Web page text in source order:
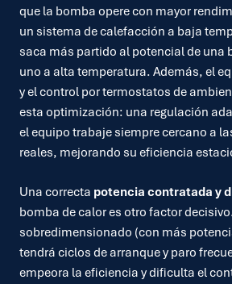
que la bomba opere con mayor
un sistema de calefacción a baja
saca más partido al potencial de una
uno a alta temperatura. Además, el
y el control por termostatos de
esta optimización: una regulación
el equipo trabaje siempre cercano a
reales, mejorando su eficiencia
Una correcta potencia contratada y
bomba de calor es otro factor
sobredimensionado (con más
tendrá ciclos de arranque y paro
empeora la eficiencia y dificulta el